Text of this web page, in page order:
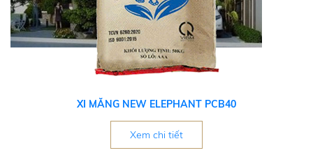
XI MĂNG NEW ELEPHANT PCB40
Xem chi tiết